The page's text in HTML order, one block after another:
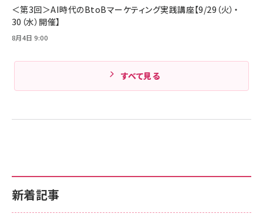
新着記事
＜第3回＞AI時代のBtoBマーケティング実践講座【9/29（火）・
30（水）開催】
8月4日 9:00
すべて見る